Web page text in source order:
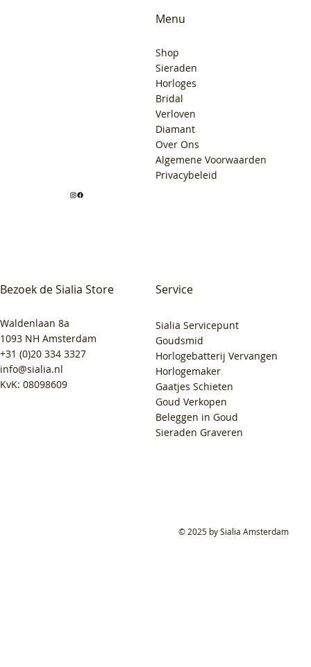
Bezoek de Sialia Store
Waldenlaan 8a
1093 NH Amsterdam
+31 (0)20 334 3327
info@sialia.nl
KvK: 08098609
Menu
Shop
Sieraden
Horloges
Bridal
Verloven
Diamant
Over Ons
Algemene Voorwaarden
Privacybeleid
Service
Sialia Servicepunt
Goudsmid
Horlogebatterij Vervangen
Horlogemaker
Gaatjes Schieten
Goud Verkopen
Beleggen in Goud
Sieraden Graveren
© 2025 by Sialia Amsterdam